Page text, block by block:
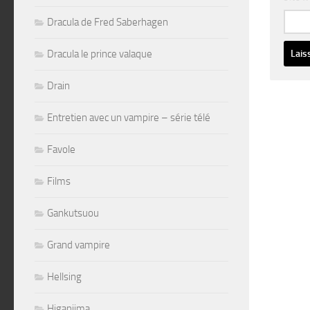
Dracula de Fred Saberhagen
Dracula le prince valaque
Drain
Entretien avec un vampire – série télé
Favole
Films
Gankutsuou
Grand vampire
Hellsing